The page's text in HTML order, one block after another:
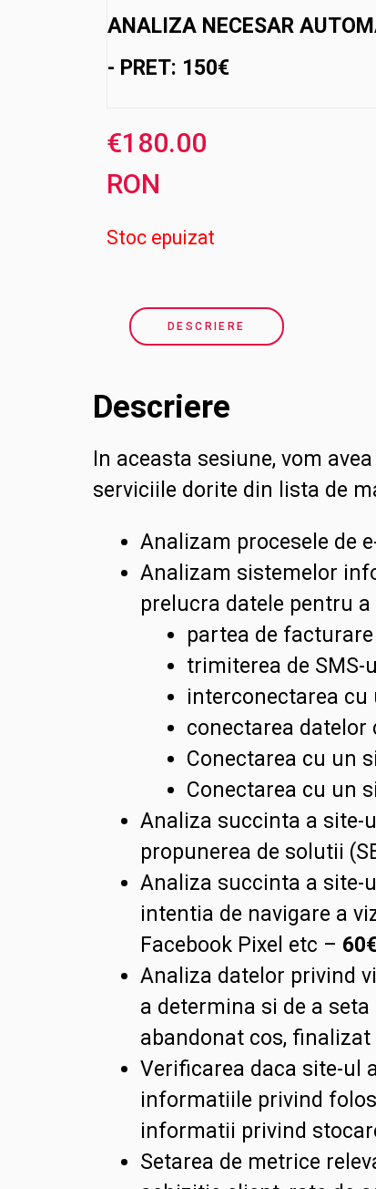
ANALIZA NECESAR
- PRET: 150€
€180.00
RON
Stoc epuizat
DESCRIERE
Descriere
In aceasta sesiune, vom avea
serviciile dorite din lista de
Analizam procesele de
Analizam sistemelor
prelucra datele pentru
partea de
trimiterea de
interconectarea
conectarea
Conectarea cu un
Conectarea cu un
Analiza succinta a site-
propunerea de solutii
Analiza succinta a site-
intentia de navigare a
Facebook Pixel etc –
Analiza datelor privind
a determina si de a
abandonat cos,
Verificarea daca site-ul
informatiile privind
informatii privind
Setarea de metrice